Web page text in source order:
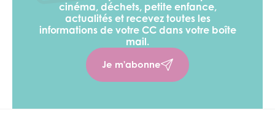
cinéma, déchets, petite enfance,
actualités et recevez toutes les
informations de votre CCdans votre boîte
mail.
Je m'abonne